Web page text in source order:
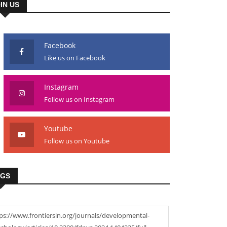
US
Facebook
Like us on Facebook
Instagram
Follow us on Instagram
Youtube
Follow us on Youtube
www.frontiersin.org/journals/developmental-